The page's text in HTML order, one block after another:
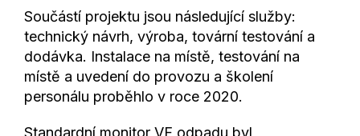
Součástí projektu jsou následující služby:
technický návrh, výroba, tovární testování a
dodávka. Instalace na místě, testování na
místě a uvedení do provozu a školení
personálu proběhlo v roce 2020.
Standardní monitor VF odpadu byl